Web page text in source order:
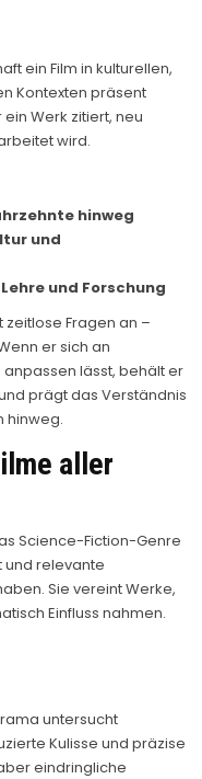
ein Film in kulturellen,
Kontexten präsent
Werk zitiert, neu
wird.
hinweg
und
und Forschung
zeitlose Fragen an –
er sich an
lässt, behält er
prägt das Verständnis
hinweg.
aller
Science-Fiction-Genre
relevante
Sie vereint Werke,
Einfluss nahmen.
untersucht
Kulisse und präzise
eindringliche